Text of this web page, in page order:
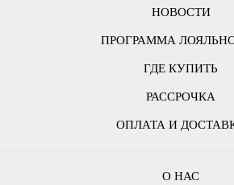
НОВОСТИ
ПРОГРАММА
ГДЕ КУПИТЬ
РАССРОЧКА
ОПЛАТА И
О НАС